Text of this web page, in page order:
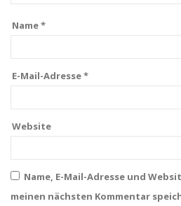
Name*
E-Mail-Adresse*
Website
Name, E-Mail-Adresse und
meinen nächsten Kommentar